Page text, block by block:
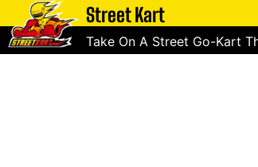
Street Kart
Take On A Street Go-Kart